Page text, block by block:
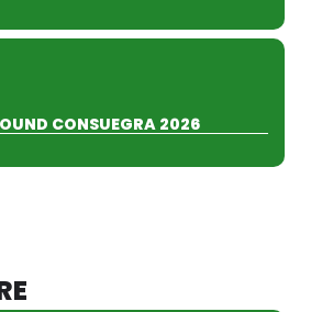
CONSUEGRA 2026